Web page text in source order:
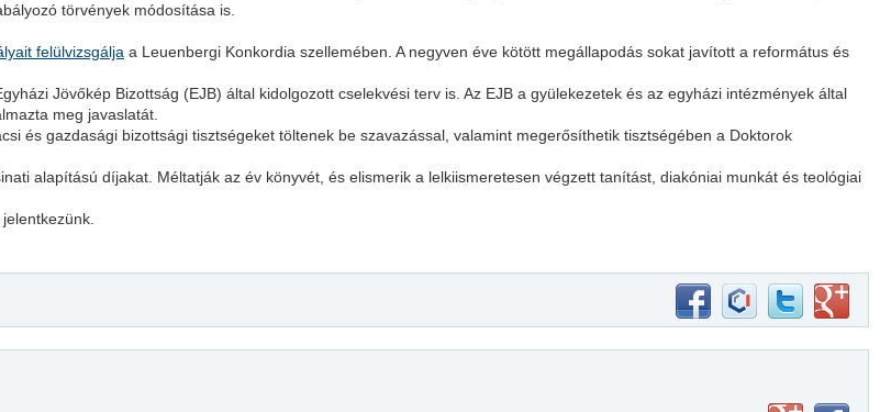
törvények módosítása is.
felülvizsgálja a Leuenbergi Konkordia szellemében. A negyven éve kötött megállapodás sokat javított a református és
Jövőkép Bizottság (EJB) által kidolgozott cselekvési terv is. Az EJB a gyülekezetek és az egyházi intézmények által
meg javaslatát.
és gazdasági bizottsági tisztségeket töltenek be szavazással, valamint megerősíthetik tisztségében a Doktorok
alapítású díjakat. Méltatják az év könyvét, és elismerik a lelkiismeretesen végzett tanítást, diakóniai munkát és teológiai